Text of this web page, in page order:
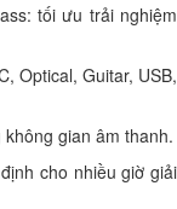
tối ưu trải nghiệm
Optical, Guitar, USB,
gian âm thanh.
cho nhiều giờ giải